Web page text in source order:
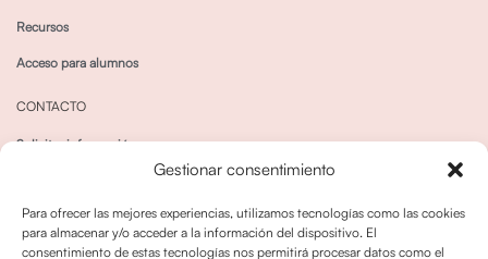
Gestionar consentimiento
Para ofrecer las mejores experiencias, utilizamos tecnologías como las cookies
para almacenar y/o acceder a la información del dispositivo. El
consentimiento de estas tecnologías nos permitirá procesar datos como el
Recursos
Acceso para alumnos
CONTACTO
Solicitar información